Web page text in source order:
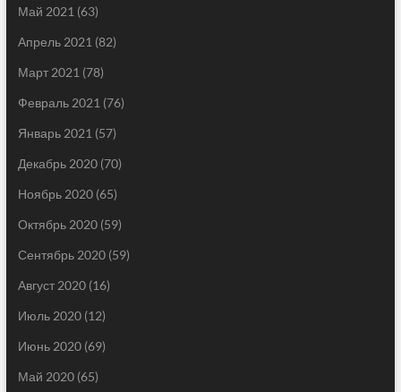
Май 2021 (63)
Апрель 2021 (82)
Март 2021 (78)
Февраль 2021 (76)
Январь 2021 (57)
Декабрь 2020(70)
Ноябрь 2020(65)
Октябрь 2020(59)
Сентябрь 2020(59)
Август 2020(16)
Июль 2020(12)
Июнь 2020(69)
Май 2020(65)